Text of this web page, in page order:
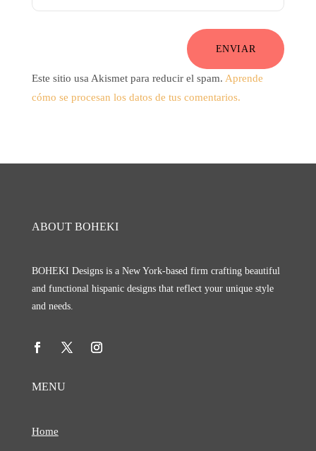
ENVIAR
Este sitio usa Akismet para reducir el spam. Aprende
cómo se procesan los datos de tus comentarios.
ABOUT BOHEKI
BOHEKI Designs is a New York-based firm crafting beautiful
and functional hispanic designs that reflect your unique style
and needs.
MENU
Home